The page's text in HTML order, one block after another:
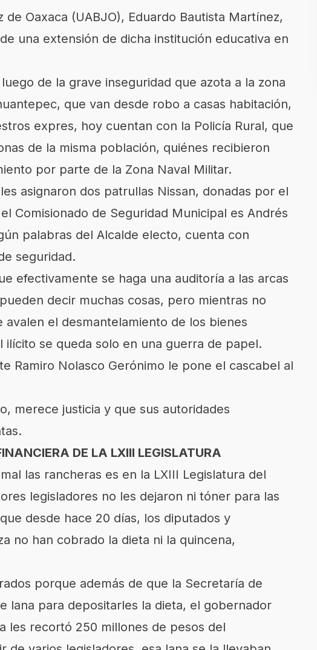
Oaxaca (UABJO), Eduardo Bautista Martínez,
una extensión de dicha institución educativa en
de la grave inseguridad que azota a la zona
que van desde robo a casas habitación,
expres, hoy cuentan con la Policía Rural, que
de la misma población, quiénes recibieron
por parte de la Zona Naval Militar.
asignaron dos patrullas Nissan, donadas por el
Comisionado de Seguridad Municipal es Andrés
palabras del Alcalde electo, cuenta con
seguridad.
efectivamente se haga una auditoría a las arcas
decir muchas cosas, pero mientras no
avalen el desmantelamiento de los bienes
ilícito se queda solo en una guerra de papel.
Ramiro Nolasco Gerónimo le pone el cascabel al
merece justicia y que sus autoridades
DE LA LXIII LEGISLATURA
las rancheras es en la LXIII Legislatura del
legisladores no les dejaron ni tóner para las
desde hace 20 días, los diputados y
no han cobrado la dieta ni la quincena,
porque además de que la Secretaría de
lana para depositarles la dieta, el gobernador
les recortó 250 millones de pesos del